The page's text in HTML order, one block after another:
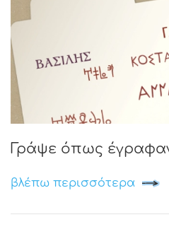
Γράψε όπως
βλέπω περισσότερα